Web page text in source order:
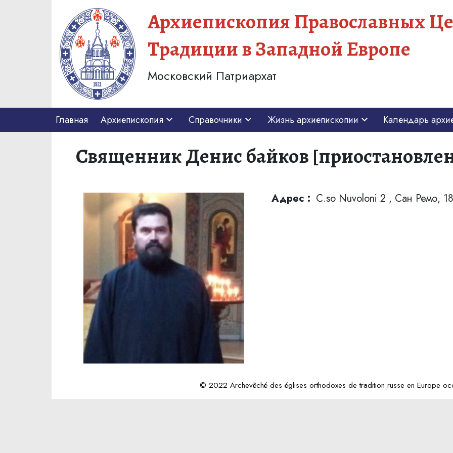
Архиепископия Православных
Традиции в Западной Европе
Московский Патриархат
Главная Архиепископия Справочники Жизнь архиепископии Календарь
Священник Денис байков
Адрес : C.so Nuvoloni 2 , Сан Ремо,
© 2022 Archevêché des églises orthodoxes de tradition russe en Europe